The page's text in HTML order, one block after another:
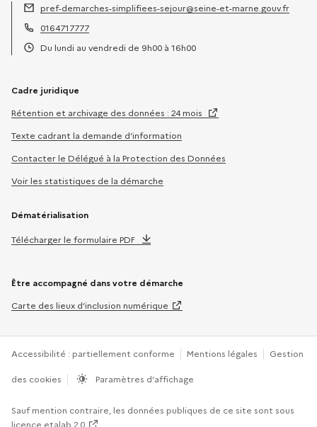
Adresse électronique :
pref-demarches-simplifiees-sejour@seine-et-marne.gouv.fr
Téléphone :
0164717777
Du lundi au vendredi de 9h00 à 16h00
Cadre juridique
Rétention et archivage des données : 24 mois
Texte cadrant la demande d’information
Contacter le Délégué à la Protection des Données
Voir les statistiques de la démarche
Dématérialisation
Télécharger le formulaire PDF
Être accompagné dans votre démarche
Carte des lieux d’inclusion numérique
Accessibilité : partiellement conforme Mentions légales Gestion
des cookies Paramètres d’affichage
Sauf mention contraire, les données publiques de ce site sont sous
licence etalab 2.0